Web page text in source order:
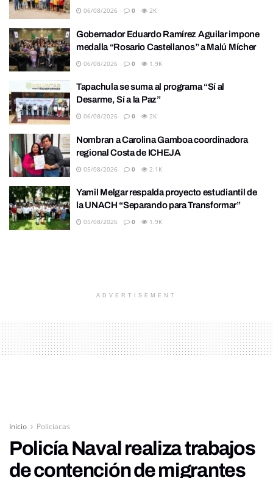
06/08/2026 0 2K
Gobernador Eduardo Ramírez Aguilar impone
medalla “Rosario Castellanos” a Malú Mícher
06/08/2026 0 1.9K
Tapachula se suma al programa “Sí al
Desarme, Sí a la Paz”
06/08/2026 0 2K
Nombran a Carolina Gamboa coordinadora
regional Costa de ICHEJA
05/08/2026 0 2.1K
Yamil Melgar respalda proyecto estudiantil de
la UNACH “Separando para Transformar”
05/08/2026 0 1.9K
ADVERTISEMENT
Inicio Policiacas
Policía Naval realiza trabajos
de contención de migrantes